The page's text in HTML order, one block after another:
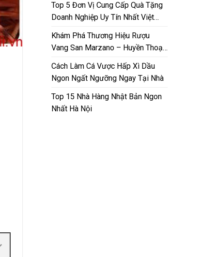
Top 5 Đơn Vị Cung Cấp Quà Tặng
Doanh Nghiệp Uy Tín Nhất Việt
Khám Phá Thương Hiệu Rượu
Vang San Marzano – Huyền Thoại
Cách Làm Cá Vược Hấp Xì Dầu
Ngon Ngất Ngưỡng Ngay Tại Nhà
Top 15 Nhà Hàng Nhật Bản Ngon
Nhất Hà Nội